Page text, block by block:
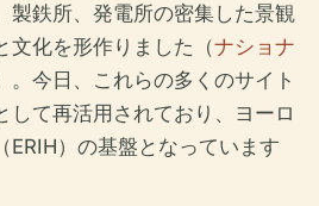
製鉄所、発電所の密集した景観
文化を形作りました（ナショナ
。今日、これらの多くのサイト
して再活用されており、ヨーロ
ERIH）の基盤となっています